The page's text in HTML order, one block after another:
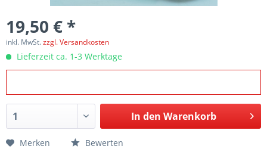
19,50 € *
inkl. MwSt.zzgl. Versandkosten
Lieferzeit ca. 1-3 Werktage
In den Warenkorb
Merken Bewerten